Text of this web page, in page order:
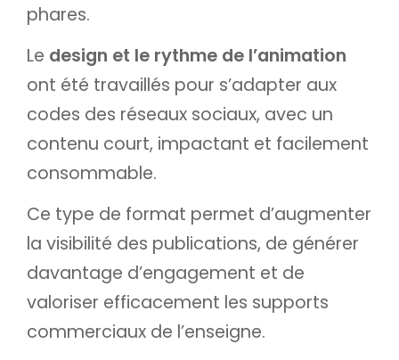
phares.
Le design et le rythme de l’animation
ont été travaillés pour s’adapter aux
codes des réseaux sociaux, avec un
contenu court, impactant et facilement
consommable.
Ce type de format permet d’augmenter
la visibilité des publications, de générer
davantage d’engagement et de
valoriser efficacement les supports
commerciaux de l’enseigne.